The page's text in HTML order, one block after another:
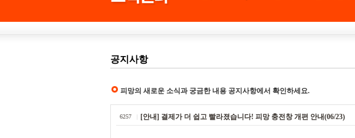
공지사항
피망의 새로운 소식과 궁금한 내용 공지사항에서 확인하세요.
6257 [안내] 결제가 더 쉽고 빨라졌습니다! 피망 충전창 개편 안내(06/23)